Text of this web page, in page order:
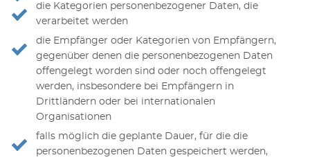
die Kategorien personenbezogener Daten, die
verarbeitet werden
die Empfänger oder Kategorien von Empfängern,
gegenüber denen die personenbezogenen Daten
offengelegt worden sind oder noch offengelegt
werden, insbesondere bei Empfängern in
Drittländern oder bei internationalen
Organisationen
falls möglich die geplante Dauer, für die die
personenbezogenen Daten gespeichert werden,